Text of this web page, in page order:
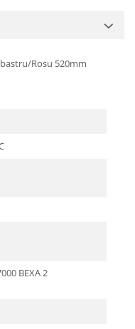
Rosu 520mm
BEXA 2